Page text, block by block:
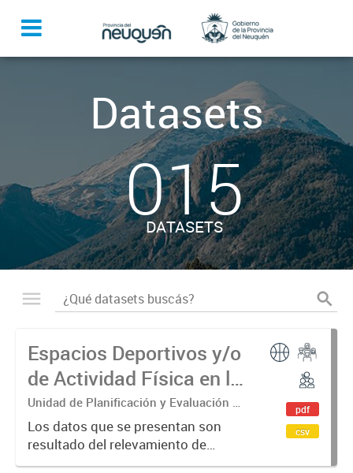
Datasets
015
DATASETS
Espacios Deportivos y/o
de Actividad Física en la
provincia del Neuquén
Unidad de Planificación y Evaluación de
Políticas Sociales (UPEPS).
Observatorio de Deportes, Actividad
Física y Cultura (ODAFyC).
Los datos que se presentan son
resultado del relevamiento de
instalaciones deportivas y/o de
pdf
csv